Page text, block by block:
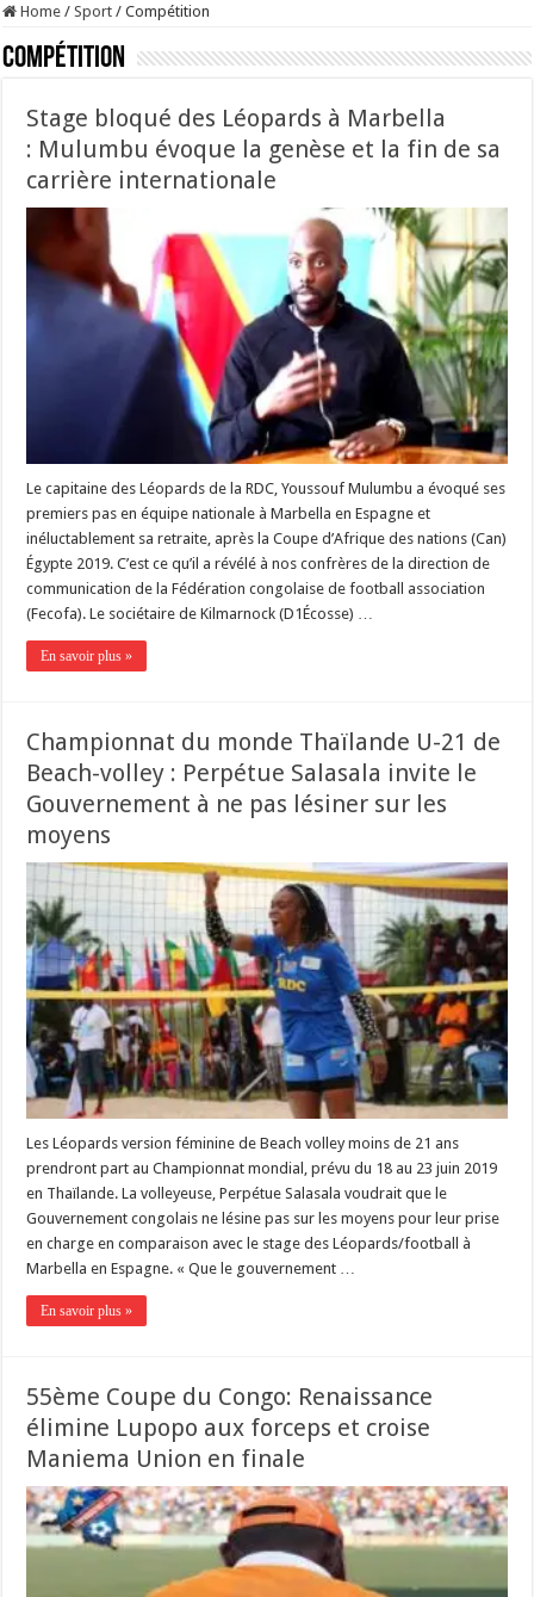
Home / Sport / Compétition
Compétition
Stage bloqué des Léopards à Marbella
: Mulumbu évoque la genèse et la fin de sa
carrière internationale
Le capitaine des Léopards de la RDC, Youssouf Mulumbu a évoqué ses
premiers pas en équipe nationale à Marbella en Espagne et
inéluctablement sa retraite, après la Coupe d’Afrique des nations (Can)
Égypte 2019. C’est ce qu’il a révélé à nos confrères de la direction de
communication de la Fédération congolaise de football association
(Fecofa). Le sociétaire de Kilmarnock (D1Écosse) …
En savoir plus »
Championnat du monde Thaïlande U-21 de
Beach-volley : Perpétue Salasala invite le
Gouvernement à ne pas lésiner sur les
moyens
Les Léopards version féminine de Beach volley moins de 21 ans
prendront part au Championnat mondial, prévu du 18 au 23 juin 2019
en Thaïlande. La volleyeuse, Perpétue Salasala voudrait que le
Gouvernement congolais ne lésine pas sur les moyens pour leur prise
en charge en comparaison avec le stage des Léopards/football à
Marbella en Espagne. « Que le gouvernement …
En savoir plus »
55ème Coupe du Congo: Renaissance
élimine Lupopo aux forceps et croise
Maniema Union en finale